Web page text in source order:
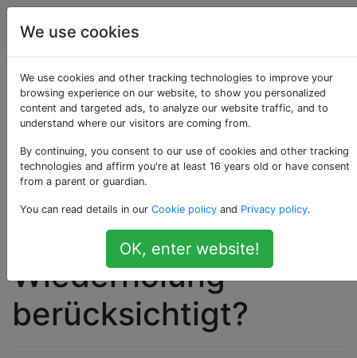
Schach
Regeln: Wie wird das
Recht auf Burg und
en passant bei der
Berechnung einer
dreifachen
Wiederholung
berücksichtigt?
We use cookies
We use cookies and other tracking technologies to improve your
browsing experience on our website, to show you personalized
content and targeted ads, to analyze our website traffic, and to
understand where our visitors are coming from.
By continuing, you consent to our use of cookies and other tracking
technologies and affirm you're at least 16 years old or have consent
from a parent or guardian.
You can read details in our Cookie policy and Privacy policy.
OK, enter website!